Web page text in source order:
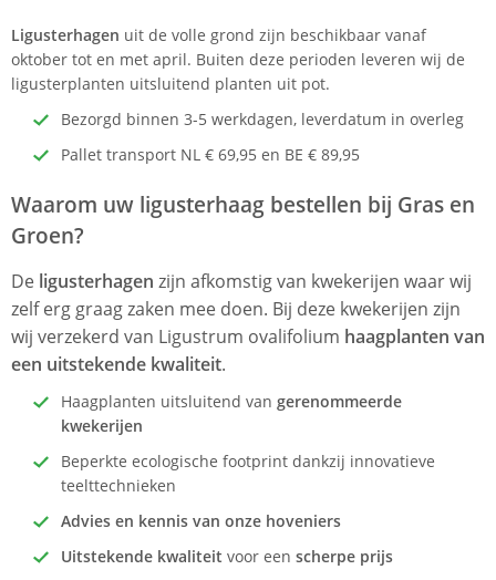
Ligusterhagen uit de volle grond zijn beschikbaar vanaf
oktober tot en met april. Buiten deze perioden leveren wij de
ligusterplanten uitsluitend planten uit pot.
Bezorgd binnen 3-5 werkdagen, leverdatum in overleg
Pallet transport NL € 69,95 en BE € 89,95
Waarom uw ligusterhaag bestellen bij Gras en
Groen?
De ligusterhagen zijn afkomstig van kwekerijen waar wij
zelf erg graag zaken mee doen. Bij deze kwekerijen zijn
wij verzekerd van Ligustrum ovalifolium haagplanten van
een uitstekende kwaliteit.
Haagplanten uitsluitend van gerenommeerde
kwekerijen
Beperkte ecologische footprint dankzij innovatieve
teelttechnieken
Advies en kennis van onze hoveniers
Uitstekende kwaliteit voor een scherpe prijs